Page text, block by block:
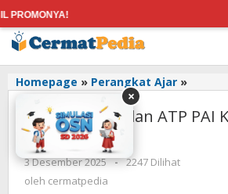
Lewati
ke
konten
Homepage » Perangkat Ajar »
dan
Download CP dan ATP PAI
2025
3 Desember 2025 oleh
- 2247 Dilihat
oleh cermatpedia
×